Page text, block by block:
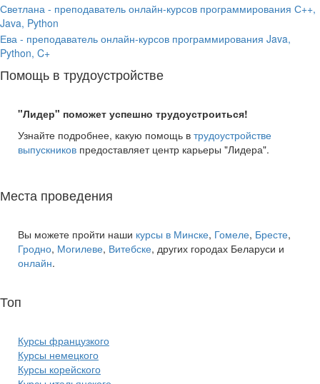
Светлана - преподаватель онлайн-курсов программирования С++,
Java, Python
Ева - преподаватель онлайн-курсов программирования Java,
Python, C+
Помощь в трудоустройстве
"Лидер" поможет успешно трудоустроиться!
Узнайте подробнее, какую помощь в трудоустройстве
выпускников предоставляет центр карьеры "Лидера".
Места проведения
Вы можете пройти наши курсы в Минске, Гомеле, Бресте,
Гродно, Могилеве, Витебске, других городах Беларуси и
онлайн.
Топ
Курсы французкого
Курсы немецкого
Курсы корейского